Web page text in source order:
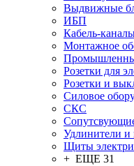
Выдвижные
ИБП
Кабель-
Монтажное
Розетки для
Розетки и
Силовое
СКС
Удлинители и
Щиты
+ ЕЩЕ 31